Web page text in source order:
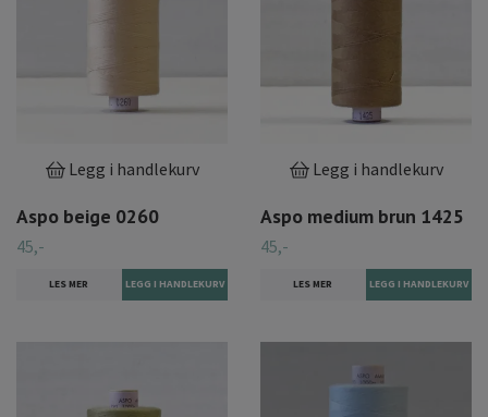
Legg i handlekurv
Aspo beige 0260
45,-
LES MER
Legg i handlekurv
Aspo medium brun 1425
45,-
LES MER